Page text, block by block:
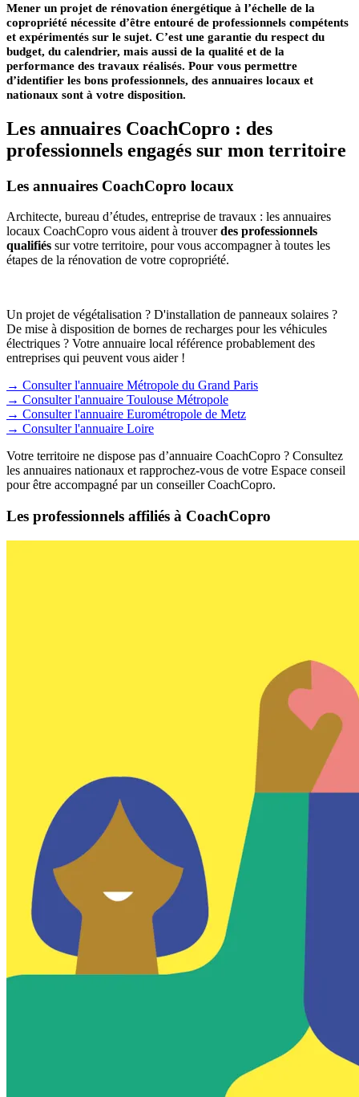
Mener un projet de rénovation énergétique à l’échelle de la
copropriété nécessite d’être entouré de professionnels compétents
et expérimentés sur le sujet. C’est une garantie du respect du
budget, du calendrier, mais aussi de la qualité et de la
performance des travaux réalisés. Pour vous permettre
d’identifier les bons professionnels, des annuaires locaux et
nationaux sont à votre disposition.
Les annuaires CoachCopro : des
professionnels engagés sur mon territoire
Les annuaires CoachCopro locaux
Architecte, bureau d’études, entreprise de travaux : les annuaires
locaux CoachCopro vous aident à trouverdes professionnels
qualifiés sur votre territoire, pour vous accompagner à toutes les
étapes de la rénovation de votre copropriété.
Un projet de végétalisation ? D'installation de panneaux solaires ?
De mise à disposition de bornes de recharges pour les véhicules
électriques ? Votre annuaire local référence probablement des
entreprises qui peuvent vous aider !
→ Consulter l'annuaire Métropole du Grand Paris
→ Consulter l'annuaire Toulouse Métropole
→ Consulter l'annuaire Eurométropole de Metz
→ Consulter l'annuaire Loire
Votre territoire ne dispose pas d’annuaire CoachCopro ? Consultez
les annuaires nationaux et rapprochez-vous de votre Espace conseil
pour être accompagné par un conseiller CoachCopro.
Les professionnels affiliés à CoachCopro